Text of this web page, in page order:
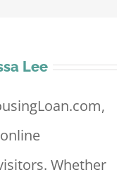
Lee
Whether